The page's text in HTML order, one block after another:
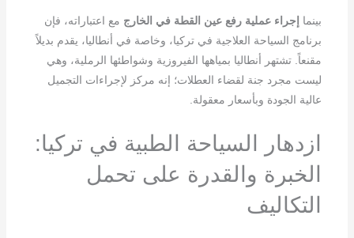
بينما إجراء عملية رفع عين القطة في الخارج مع اعتباراته، فإن
برنامج السياحة العلاجية في تركيا، وخاصة في أنطاليا، يقدم بديلاً
مقنعاً. تشتهر أنطاليا بمياهها الفيروزية وشواطئها الرملية، وهي
ليست مجرد جنة لقضاء العطلات؛ إنه مركز لإجراءات التجميل
عالية الجودة وبأسعار معقولة.
ازدهار السياحة الطبية في تركيا:
الخبرة والقدرة على تحمل
التكاليف